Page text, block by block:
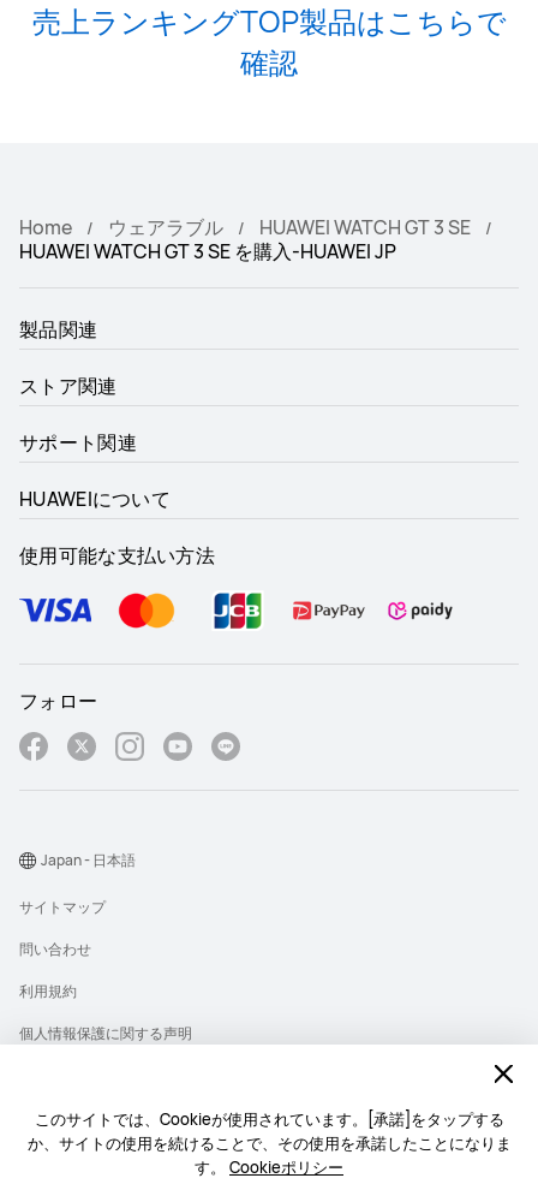
このサイトでは、Cookieが使用されています。[承諾]をタップする
か、サイトの使用を続けることで、その使用を承諾したことになりま
す。 Cookieポリシー
売上ランキングTOP製品はこちらで
確認
Home ウェアラブル
HUAWEI WATCH GT 3 SE
HUAWEI WATCH GT 3 SE を購入-HUAWEI JP
製品関連
ストア関連
サポート関連
HUAWEIについて
使用可能な支払い方法
フォロー
サイトマップ
問い合わせ
利用規約
個人情報保護に関する声明
クッキー
Japan - 日本語